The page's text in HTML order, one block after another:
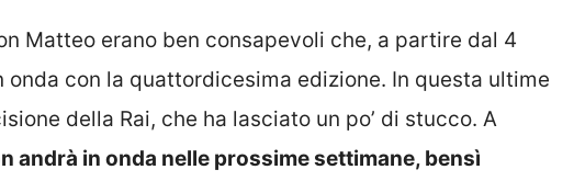
Matteo erano ben consapevoli che, a partire dal 4
con la quattordicesima edizione. In questa ultime
della Rai, che ha lasciato un po’ di stucco. A
andrà in onda nelle prossime settimane, bensì